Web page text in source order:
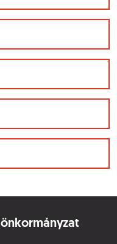
önkormányzat